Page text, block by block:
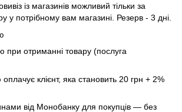
із магазинів можливий тільки за
у потрібному вам магазині. Резерв - 3 дні.
при отриманні товару (послуга
оплачує клієнт, яка становить 20 грн + 2%
від Монобанку для покупців — без